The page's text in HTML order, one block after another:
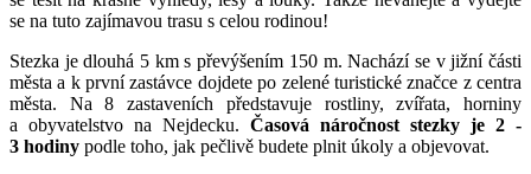
se na tuto zajímavou trasu s celou rodinou!
Stezka je dlouhá 5 km s převýšením 150 m. Nachází se v jižní části
města a k první zastávce dojdete po zelené turistické značce z centra
města. Na 8 zastaveních představuje rostliny, zvířata, horniny
a obyvatelstvo na Nejdecku. Časová náročnost stezky je 2 -
3 hodiny podle toho, jak pečlivě budete plnit úkoly a objevovat.